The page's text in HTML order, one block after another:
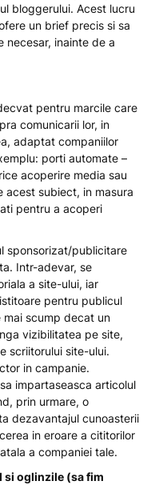
bloggerului. Acest lucru
un brief precis si sa
inainte de a
pentru marcile care
comunicarii lor, in
adaptat companiilor
porti automate –
acoperire media sau
acest subiect, in masura
pentru a acoperi
sponsorizat/publicitare
Intr-adevar, se
a site-ului, iar
pentru publicul
mai scump decat un
vizibilitatea pe site,
scriitorului site-ului.
in campanie.
impartaseasca articolul
prin urmare, o
dezavantajul cunoasterii
in eroare a cititorilor
a companiei tale.
si oglinzile (sa fim